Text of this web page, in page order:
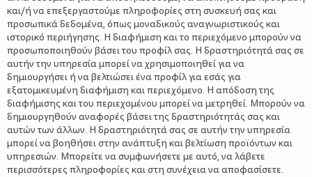
και/ή να επεξεργαστούμε πληροφορίες στη συσκευή σας και
προσωπικά δεδομένα, όπως μοναδικούς αναγνωριστικούς και
ιστορικό περιήγησης. Η διαφήμιση και το περιεχόμενο μπορούν να
προσωποποιηθούν βάσει του προφίλ σας. Η δραστηριότητά σας σε
αυτήν την υπηρεσία μπορεί να χρησιμοποιηθεί για να
δημιουργήσει ή να βελτιώσει ένα προφίλ για εσάς για
εξατομικευμένη διαφήμιση και περιεχόμενο. Η απόδοση της
διαφήμισης και του περιεχομένου μπορεί να μετρηθεί. Μπορούν να
δημιουργηθούν αναφορές βάσει της δραστηριότητάς σας και
αυτών των άλλων. Η δραστηριότητά σας σε αυτήν την υπηρεσία
μπορεί να βοηθήσει στην ανάπτυξη και βελτίωση προϊόντων και
υπηρεσιών. Μπορείτε να συμφωνήσετε με αυτό, να λάβετε
περισσότερες πληροφορίες και στη συνέχεια να αποφασίσετε.